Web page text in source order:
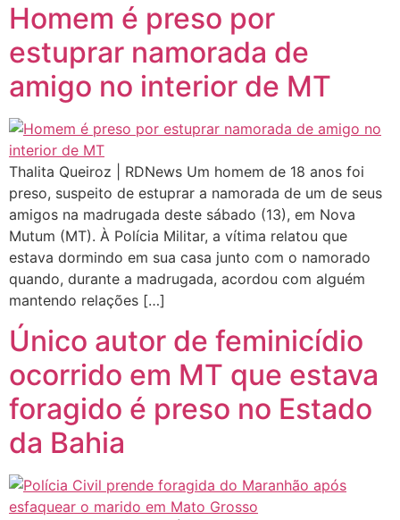
Homem é preso por
estuprar namorada de
amigo no interior de MT
Thalita Queiroz | RDNews Um homem de 18 anos foi
preso, suspeito de estuprar a namorada de um de seus
amigos na madrugada deste sábado (13), em Nova
Mutum (MT). À Polícia Militar, a vítima relatou que
estava dormindo em sua casa junto com o namorado
quando, durante a madrugada, acordou com alguém
mantendo relações […]
Único autor de feminicídio
ocorrido em MT que estava
foragido é preso no Estado
da Bahia